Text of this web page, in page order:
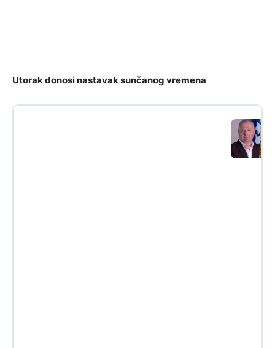
Utorak donosi nastavak sunčanog vremena